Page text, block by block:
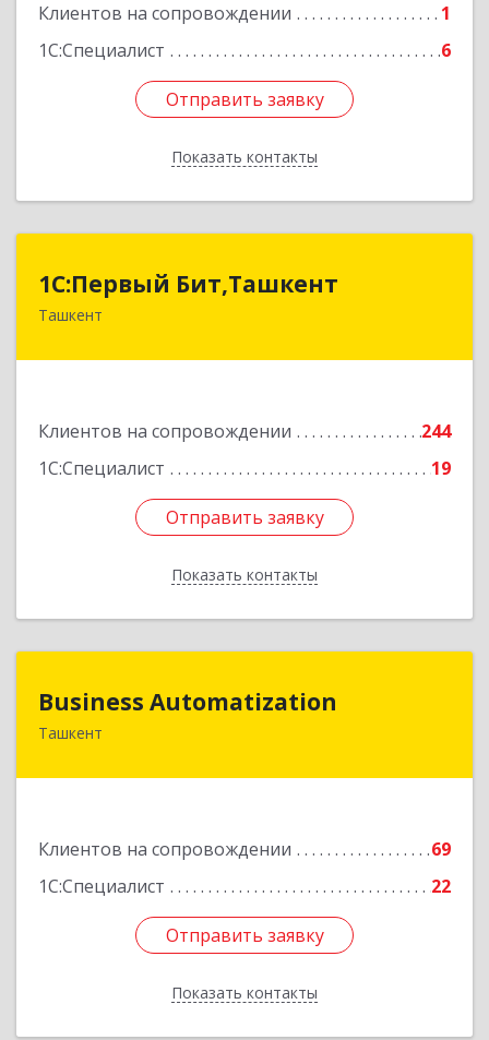
Клиентов на сопровождении
1
1С:Специалист
6
Отправить заявку
Показать контакты
Отправить заявку
Назад
1C:Первый Бит,Ташкент
Ташкент
Клиентов на сопровождении
244
1С:Специалист
19
Отправить заявку
Показать контакты
1C:Первый Бит,Ташкент
г. Ташкент, Мирабадский район, ул. Афросиаб,
Отправить заявку
Назад
Business Automatization
Ташкент
Клиентов на сопровождении
69
1С:Специалист
22
Отправить заявку
Показать контакты
Узбекистан, г. Ташкент, Мирабадский район,
Отправить заявку
Назад